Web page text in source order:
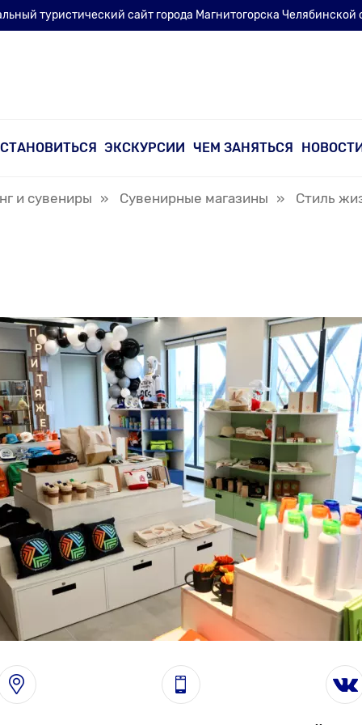
туристический сайт города Магнитогорска Челябинской
ЭКСКУРСИИ ЧЕМ ЗАНЯТЬСЯ
и сувениры » Сувенирные магазины » Стиль